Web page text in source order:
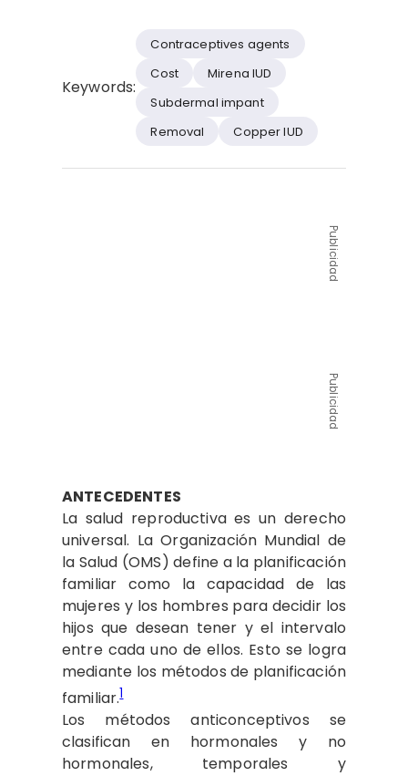
Keywords:
Contraceptives agents
Cost
Mirena IUD
Subdermal impant
Removal
Copper IUD
Publicidad
Publicidad
ANTECEDENTES
La salud reproductiva es un derecho
universal. La Organización Mundial de
la Salud (OMS) define a la planificación
familiar como la capacidad de las
mujeres y los hombres para decidir los
hijos que desean tener y el intervalo
entre cada uno de ellos. Esto se logra
mediante los métodos de planificación
familiar.1
Los métodos anticonceptivos se
clasifican en hormonales y no
hormonales, temporales y